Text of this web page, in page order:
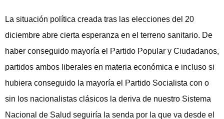
La situación política creada tras las elecciones del 20
diciembre abre cierta esperanza en el terreno sanitario. De
haber conseguido mayoría el Partido Popular y Ciudadanos,
partidos ambos liberales en materia económica e incluso si
hubiera conseguido la mayoría el Partido Socialista con o
sin los nacionalistas clásicos la deriva de nuestro Sistema
Nacional de Salud seguiría la senda por la que va desde el